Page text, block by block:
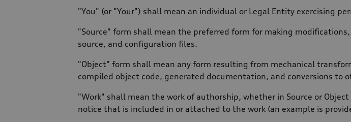
"You" (or "Your") shall mean an individual or Legal Entity exercising
"Source" form shall mean the preferred form for making
source, and configuration files.
"Object" form shall mean any form resulting from mechanical
compiled object code, generated documentation, and conversions to
"Work" shall mean the work of authorship, whether in Source or
notice that is included in or attached to the work (an example is